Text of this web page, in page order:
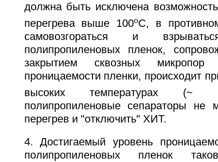
должна быть исключена
перегрева выше 100oC, в
самовозгораться и
полипропиленовых пленок,
закрытием сквозных микропор
проницаемости пленки, происходит
высоких температурах (~
полипропиленовые сепараторы не
перегрев и "отключить" ХИТ.
4. Достигаемый уровень
полипропиленовых пленок